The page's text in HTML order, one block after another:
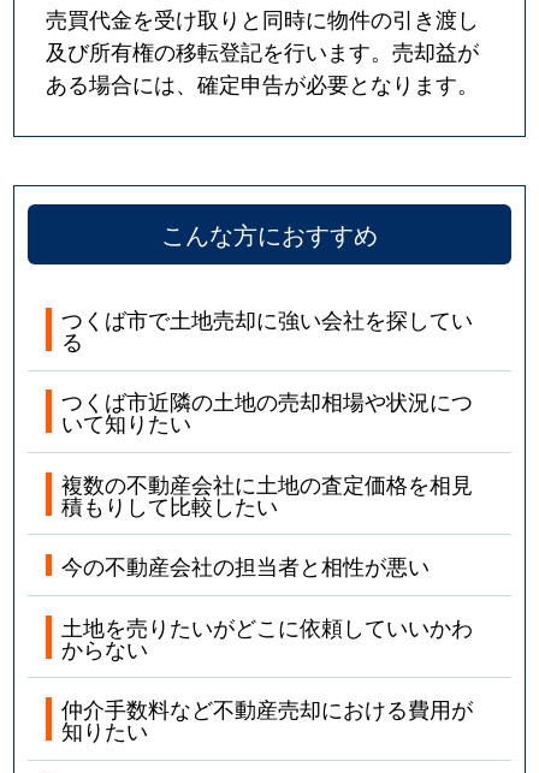
西高野
700万円
研究学園
西高野
92万円
研究学園
野畑
3,200万円
万博記念公園(茨城)
百家
1,300万円
万博記念公園(茨城)
泊崎
40万円
龍ケ崎市
泊崎
140万円
龍ケ崎市
花島新田
花畑
3,500万円
つくば
花畑
3,500万円
つくば
羽成
930万円
みどりの
春風台
1,300万円
つくば
春風台
1,800万円
つくば
売買代金を受け取りと同時に物件の引き渡し
及び所有権の移転登記を行います。売却益が
ある場合には、確定申告が必要となります。
こんな方におすすめ
つくば市で土地売却に強い会社を探してい
る
つくば市近隣の土地の売却相場や状況につ
いて知りたい
複数の不動産会社に土地の査定価格を相見
積もりして比較したい
今の不動産会社の担当者と相性が悪い
土地を売りたいがどこに依頼していいかわ
からない
仲介手数料など不動産売却における費用が
知りたい